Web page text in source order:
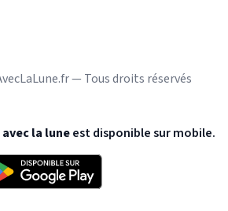
— Tous droits réservés
la luneest disponible sur mobile.